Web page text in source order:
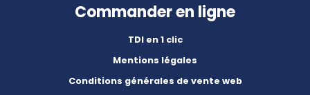
Commander en ligne
TDI en 1 clic
Mentions légales
Conditions générales de vente web